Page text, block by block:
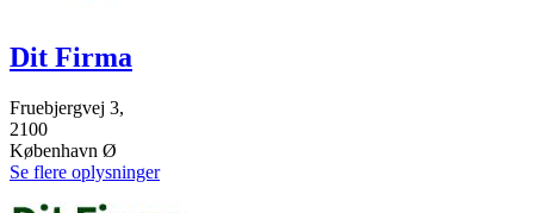
Dit Firma
Fruebjergvej 3,
2100
København Ø
Se flere oplysninger